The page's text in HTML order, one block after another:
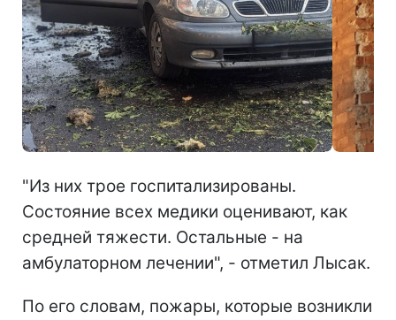
"Из них трое госпитализированы.
Состояние всех медики оценивают, как
средней тяжести. Остальные - на
амбулаторном лечении", - отметил Лысак.
По его словам, пожары, которые возникли